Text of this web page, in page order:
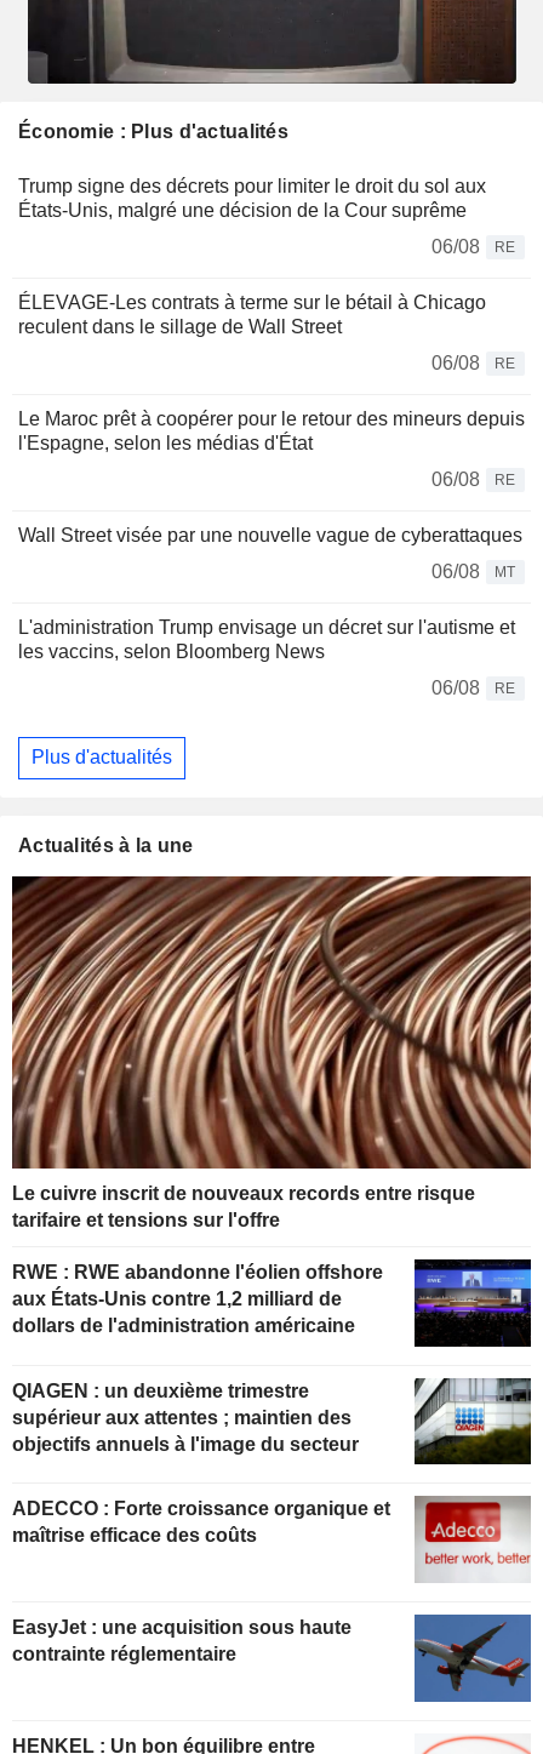
Économie : Plus d'actualités
Trump signe des décrets pour limiter le droit du sol aux
États-Unis, malgré une décision de la Cour suprême
06/08
RE
ÉLEVAGE-Les contrats à terme sur le bétail à Chicago
reculent dans le sillage de Wall Street
06/08
RE
Le Maroc prêt à coopérer pour le retour des mineurs depuis
l'Espagne, selon les médias d'État
06/08
RE
Wall Street visée par une nouvelle vague de cyberattaques
06/08
MT
L'administration Trump envisage un décret sur l'autisme et
les vaccins, selon Bloomberg News
06/08
RE
Plus d'actualités
Actualités à la une
Le cuivre inscrit de nouveaux records entre risque
tarifaire et tensions sur l'offre
RWE : RWE abandonne l'éolien offshore
aux États-Unis contre 1,2 milliard de
dollars de l'administration américaine
QIAGEN : un deuxième trimestre
supérieur aux attentes ; maintien des
objectifs annuels à l'image du secteur
ADECCO : Forte croissance organique et
maîtrise efficace des coûts
EasyJet : une acquisition sous haute
contrainte réglementaire
HENKEL : Un bon équilibre entre